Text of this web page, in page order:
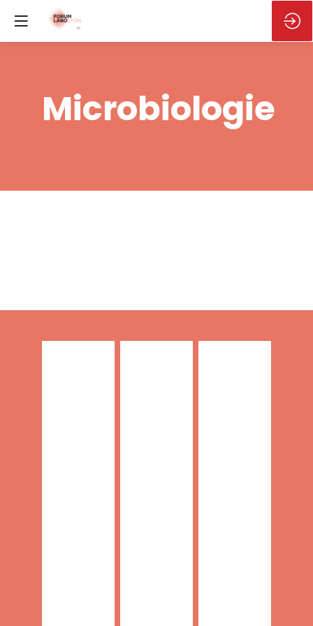
Microbiologie